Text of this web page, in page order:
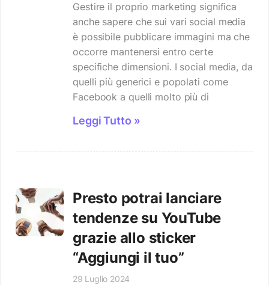
Gestire il proprio marketing significa
anche sapere che sui vari social media
è possibile pubblicare immagini ma che
occorre mantenersi entro certe
specifiche dimensioni. I social media, da
quelli più generici e popolati come
Facebook a quelli molto più di
Leggi Tutto »
Presto potrai lanciare
tendenze su YouTube
grazie allo sticker
“Aggiungi il tuo”
29 Luglio 2024